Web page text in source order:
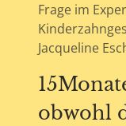
Frage im
Jacqueline
obwohl